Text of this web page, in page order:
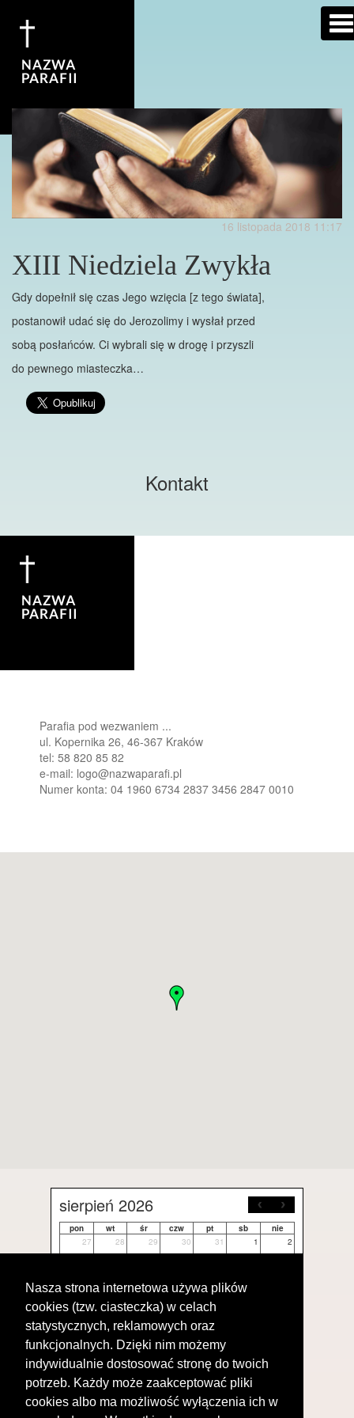
Nasza strona internetowa używa plików
cookies (tzw. ciasteczka) w celach
statystycznych, reklamowych oraz
funkcjonalnych. Dzięki nim możemy
indywidualnie dostosować stronę do twoich
potrzeb. Każdy może zaakceptować pliki
cookies albo ma możliwość wyłączenia ich w
16 listopada 2018 11:17
XIII Niedziela Zwykła
Gdy dopełnił się czas Jego wzięcia [z tego świata],
postanowił udać się do Jerozolimy i wysłał przed
sobą posłańców. Ci wybrali się w drogę i przyszli
do pewnego miasteczka…
Kontakt
Parafia pod wezwaniem ...
ul. Kopernika 26, 46-367 Kraków
tel: 58 820 85 82
e-mail: logo@nazwaparafi.pl
Numer konta: 04 1960 6734 2837 3456 2847 0010
sierpień 2026
pon wt śr czw pt sb
nie
27
28 29 30 31 1 2
10 11 12 13 14
17 18 19 20 21
31 1 2 3 4 5